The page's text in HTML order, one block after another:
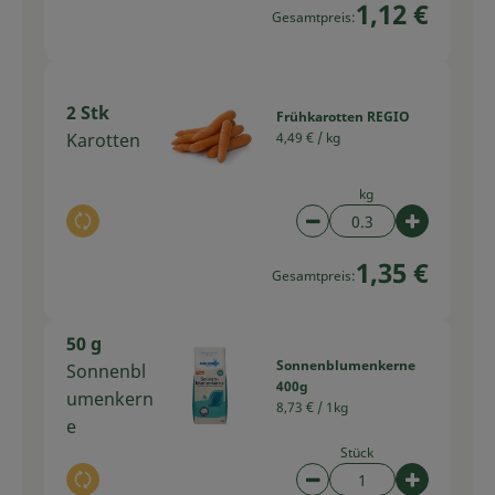
Gesamtpreis:1,12 €
2 Stk
Karotten
Auswahl ändern
Frühkarotten REGIO
4,49 € / kg
kg
Artikelanzahl
Gesamtpreis:1,35 €
50 g
Sonnenbl
umenkern
e
Auswahl ändern
Sonnenblumenkerne
400g
8,73 € / 1kg
Stück
Artikelanzahl